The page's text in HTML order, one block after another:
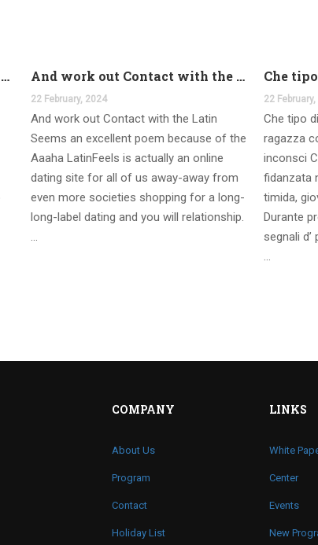
Brand new ways to such questions are different of legislation to help you jurisdiction And work out Contact with the Latin Seems
22 February, 2024
And work out Contact with the Latin
Seems an excellent poem because of the
Aaaha LatinFeels is actually an online
dating site for all of us away-away from
even more societies shopping for a long-
long-label dating and you will relationship.
…
22
Che tipo
ragazza
inconsci
fidanzata
timida,
Durante
segnali
…
COMPANY
About Us
Program
Contact
Holiday List
LINKS
White
Center
Events
New